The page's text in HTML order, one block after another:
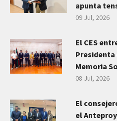
apunta
09 Jul, 2026
El CES
Presidenta
Memoria
08 Jul, 2026
El
el